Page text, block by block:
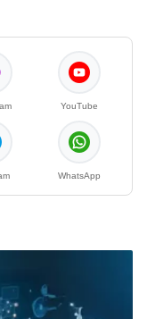
YouTube
WhatsApp